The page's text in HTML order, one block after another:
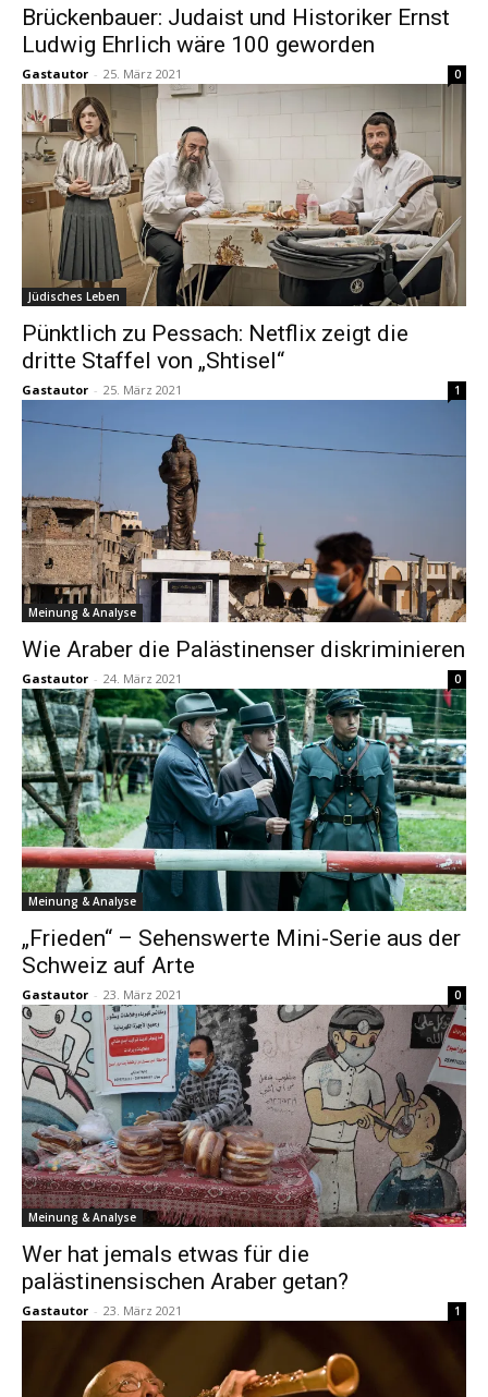
Brückenbauer: Judaist und Historiker Ernst
Ludwig Ehrlich wäre 100 geworden
Gastautor - 25. März 2021 0
Jüdisches Leben
Pünktlich zu Pessach: Netflix zeigt die
dritte Staffel von „Shtisel“
Gastautor - 25. März 2021 1
Meinung & Analyse
Wie Araber die Palästinenser diskriminieren
Gastautor - 24. März 2021 0
Meinung & Analyse
„Frieden“ – Sehenswerte Mini-Serie aus der
Schweiz auf Arte
Gastautor - 23. März 2021 0
Meinung & Analyse
Wer hat jemals etwas für die
palästinensischen Araber getan?
Gastautor - 23. März 2021 1